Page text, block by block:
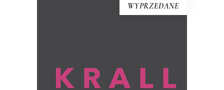
WYPRZEDANE
To książka, jakiej nie było. Hanna Krall,
wybitna reporterka, ta, która opisywała